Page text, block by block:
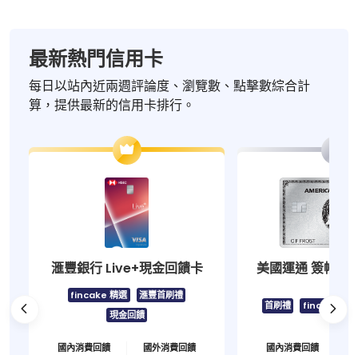
最新熱門信用卡
每日以站內近兩週評論度、瀏覽數、點擊數綜合計
算，提供最新的信用卡排行。
滙豐銀行 Live+現金回饋卡
fincake 精選
滙豐首刷禮
現金回饋
國內消費回饋 國外消費回饋
美國運通 簽帳白
首刷禮 fincake 精
國內消費回饋